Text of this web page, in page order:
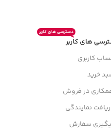
های کاربر
دسترسی های کاربر
کاربری
خرید
در فروش
نمایندگی
سفارش